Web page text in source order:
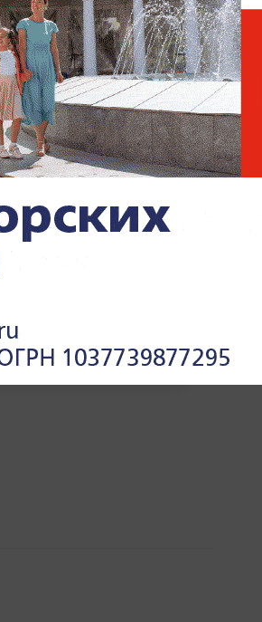
комплексный
психического
психомоторное и
системы малыша.
времени —читайте в